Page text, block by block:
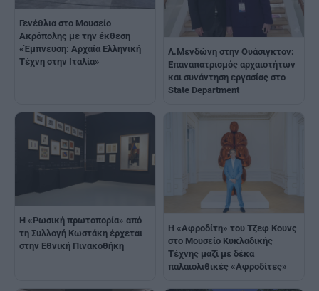
Γενέθλια στο Μουσείο
Ακρόπολης με την έκθεση
«Έμπνευση: Αρχαία Ελληνική
Τέχνη στην Ιταλία»
Λ.Μενδώνη στην Ουάσιγκτον:
Επαναπατρισμός αρχαιοτήτων
και συνάντηση εργασίας στο
State Department
Η «Ρωσική πρωτοπορία» από
τη Συλλογή Κωστάκη έρχεται
στην Εθνική Πινακοθήκη
Η «Αφροδίτη» του Τζεφ Κουνς
στο Μουσείο Κυκλαδικής
Τέχνης μαζί με δέκα
παλαιολιθικές «Αφροδίτες»